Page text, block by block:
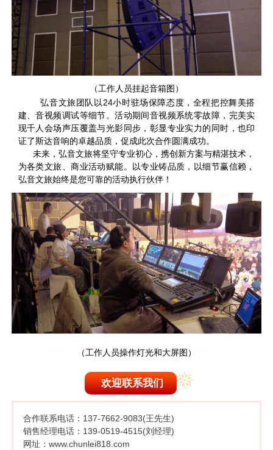
（工作人员挂起音箱图）
弘音文旅团队以24小时驻场保障态度，全程把控舞美搭
建、音视频调试等细节。活动期间音视频系统零故障，完美实
现千人会场声压覆盖与光影同步，彰显专业实力的同时，也印
证了斯达音响的卓越品质，促成此次合作圆满成功。
未来，弘音文旅将坚守专业初心，携创新方案与精湛技术，
为各类文旅、商业活动赋能。以专业铸品质，以细节赢信赖，
弘音文旅始终是您可靠的活动执行伙伴！
（工作人员操作灯光和大屏图）
欢迎联系我们
合作联系电话：137-7662-9083(王先生)
销售经理电话：139-0519-4515(刘经理)
网址：www.chunlei818.com